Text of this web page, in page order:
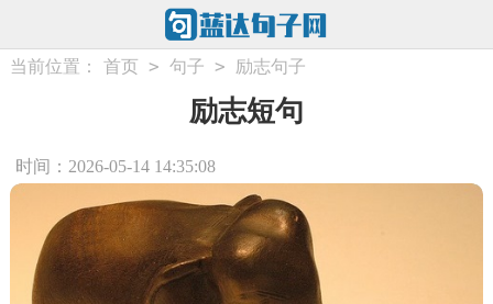
当前位置： 首页 > 句子 > 励志句子
励志短句
时间：2026-05-14 14:35:08